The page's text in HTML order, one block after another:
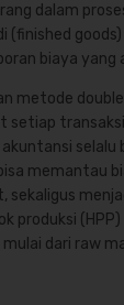
dalam
(finished
biaya yang
metode
setiap
selalu
memantau
produksi
dari raw